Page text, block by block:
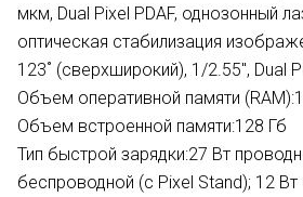
мкм, Dual Pixel PDAF, однозонный
оптическая стабилизация
123˚ (сверхширокий), 1/2.55", Dual
Объем оперативной памяти (RAM):
Объем встроенной памяти:128 Гб
Тип быстрой зарядки:27 Вт
беспроводной (с Pixel Stand); 12